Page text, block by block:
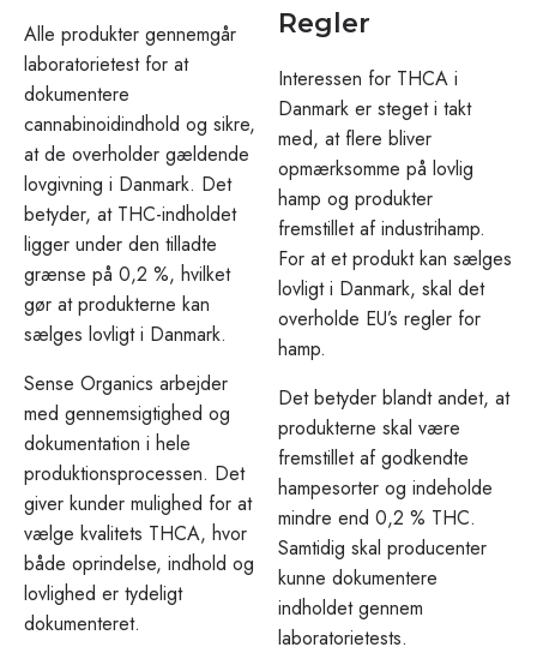
Alle produkter gennemgår
laboratorietest for at
dokumentere
cannabinoidindhold og sikre,
at de overholder gældende
lovgivning i Danmark. Det
betyder, at THC-indholdet
ligger under den tilladte
grænse på 0,2 %, hvilket
gør at produkterne kan
sælges lovligt i Danmark.
Sense Organics arbejder
med gennemsigtighed og
dokumentation i hele
produktionsprocessen. Det
giver kunder mulighed for at
vælge kvalitets THCA, hvor
både oprindelse, indhold og
lovlighed er tydeligt
dokumenteret.
Regler
Interessen for THCA i
Danmark er steget i takt
med, at flere bliver
opmærksomme på lovlig
hamp og produkter
fremstillet af industrihamp.
For at et produkt kan sælges
lovligt i Danmark, skal det
overholde EU’s regler for
hamp.
Det betyder blandt andet, at
produkterne skal være
fremstillet af godkendte
hampesorter og indeholde
mindre end 0,2 % THC.
Samtidig skal producenter
kunne dokumentere
indholdet gennem
laboratorietests.